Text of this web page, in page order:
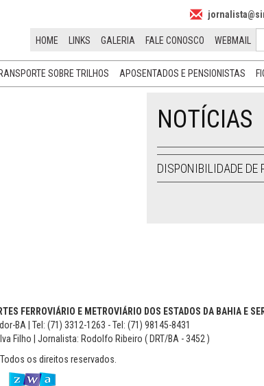
HOME LINKS GALERIA FALE CONOSCO WEBMAIL
SOBRE TRILHOS APOSENTADOS E PENSIONISTAS
NOTÍCIAS
DISPONIBILIDADE DE
FERROVIÁRIO E METROVIÁRIO DOS ESTADOS DA BAHIA E
BA | Tel: (71) 3312-1263 - Tel: (71) 98145-8431
Filho | Jornalista: Rodolfo Ribeiro ( DRT/BA - 3452 )
Todos os direitos reservados.